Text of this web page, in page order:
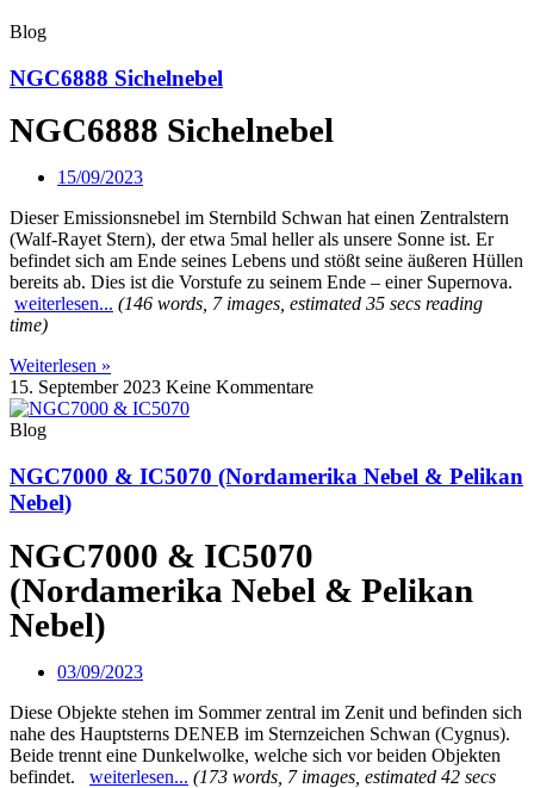
Blog
NGC6888 Sichelnebel
NGC6888 Sichelnebel
15/09/2023
Dieser Emissionsnebel im Sternbild Schwan hat einen Zentralstern
(Walf-Rayet Stern), der etwa 5mal heller als unsere Sonne ist. Er
befindet sich am Ende seines Lebens und stößt seine äußeren Hüllen
bereits ab. Dies ist die Vorstufe zu seinem Ende – einer Supernova.
weiterlesen... (146 words, 7 images, estimated 35 secs reading
time)
Weiterlesen »
15. September 2023 Keine Kommentare
Blog
NGC7000 & IC5070 (Nordamerika Nebel & Pelikan
Nebel)
NGC7000 & IC5070
(Nordamerika Nebel & Pelikan
Nebel)
03/09/2023
Diese Objekte stehen im Sommer zentral im Zenit und befinden sich
nahe des Hauptsterns DENEB im Sternzeichen Schwan (Cygnus).
Beide trennt eine Dunkelwolke, welche sich vor beiden Objekten
befindet.
weiterlesen... (173 words, 7 images, estimated 42 secs